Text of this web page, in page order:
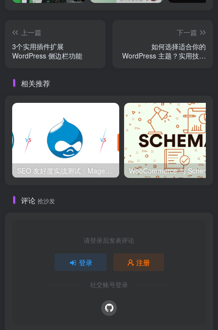
上一篇
3个实用插件扩展
WordPress 侧边栏功能
下一篇
如何选择适合你的
WordPress 主题？实用技巧
相关推荐
SEO 友好度实战测试：Magento、WordPress、Drupal 在核心 SEO 要素上的表现对比
评论 抢沙发
请登录后发表评论
登录 注册
社交账号登录